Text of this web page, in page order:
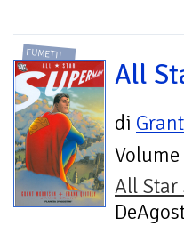
FUMETTI
All
di
Volume
All Star